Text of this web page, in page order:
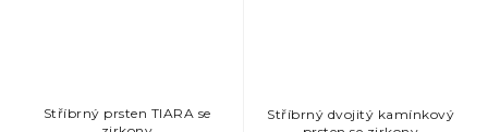
Stříbrný prsten TIARA se
Stříbrný dvojitý kamínkový